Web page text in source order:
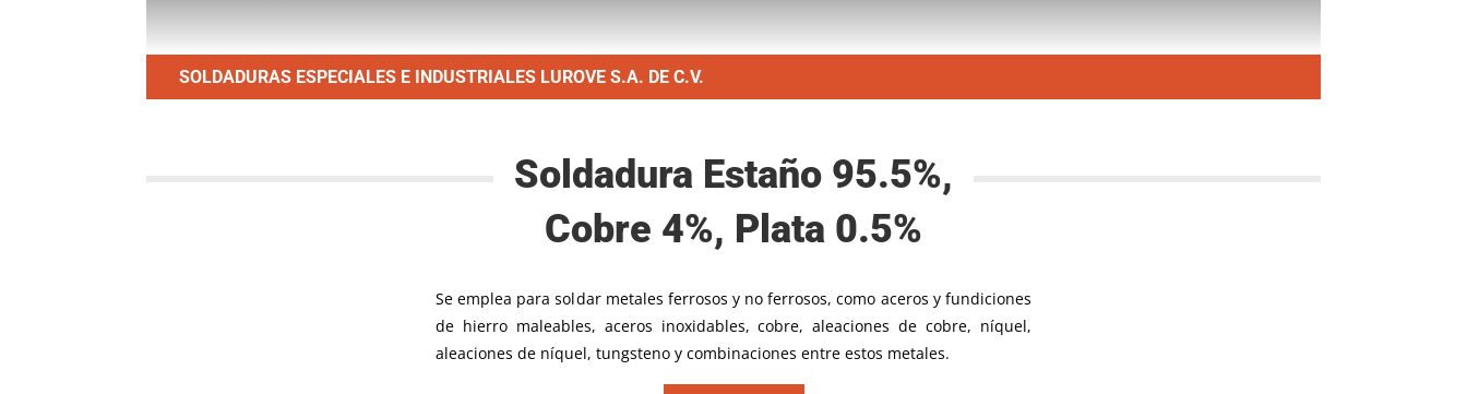
SOLDADURAS ESPECIALES E INDUSTRIALES LUROVE S.A. DE C.V.
Soldadura Estaño 95.5%,
Cobre 4%, Plata 0.5%
Se emplea para soldar metales ferrosos y no ferrosos, como aceros y fundiciones
de hierro maleables, aceros inoxidables, cobre, aleaciones de cobre, níquel,
aleaciones de níquel, tungsteno y combinaciones entre estos metales.